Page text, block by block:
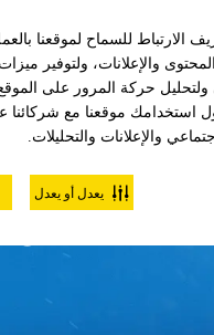
الارتباط للسماح لموقعنا
والإعلانات، ولتوفير
ولتحليل حركة المرور على
استخدامك موقعنا مع
والإعلانات والتحليلات.
يعدل أو يعدلللكبار